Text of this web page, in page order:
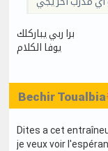
برا ربي يباركلك
يوفا الكلام
Bechir Toualbia
Dites a cet
je veux voir